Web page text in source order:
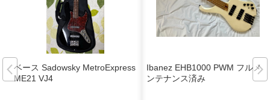
ベース Sadowsky MetroExpress
ME21 VJ4
Ibanez EHB1000 PWM フルメ
ンテナンス済み